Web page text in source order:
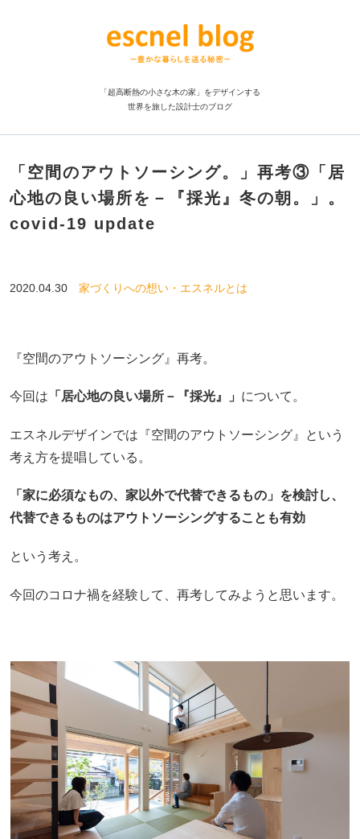
「超高断熱の小さな木の家」をデザインする
世界を旅した設計士のブログ
「空間のアウトソーシング。」再考③「居
心地の良い場所を－『採光』冬の朝。」。
covid-19 update
2020.04.30 家づくりへの想い・エスネルとは
『空間のアウトソーシング』再考。
今回は 「居心地の良い場所－『採光』」 について。
エスネルデザインでは『空間のアウトソーシング』という
考え方を提唱している。
「家に必須なもの、家以外で代替できるもの」を検討し、
代替できるものはアウトソーシングすることも有効
という考え。
今回のコロナ禍を経験して、再考してみようと思います。